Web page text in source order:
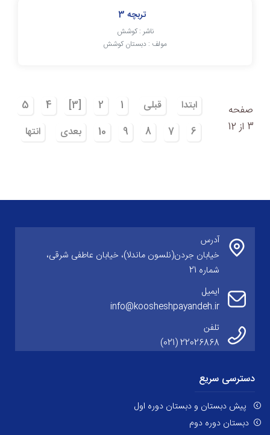
تربچه 3
ناشر : کوشش
مولف : دبستان کوشش
صفحه
3 از 12
ابتدا قبلی 1
2
[3]
4
5
6
7
8
9
10 بعدی انتها
آدرس
خیابان جردن(نلسون ماندلا)، خیابان عاطفی شرقی،
شماره 21
ایمیل
info@koosheshpayandeh.ir
تلفن
22026868 (021)
دسترسی سریع
پیش دبستان و دبستان دوره اول
دبستان دوره دوم